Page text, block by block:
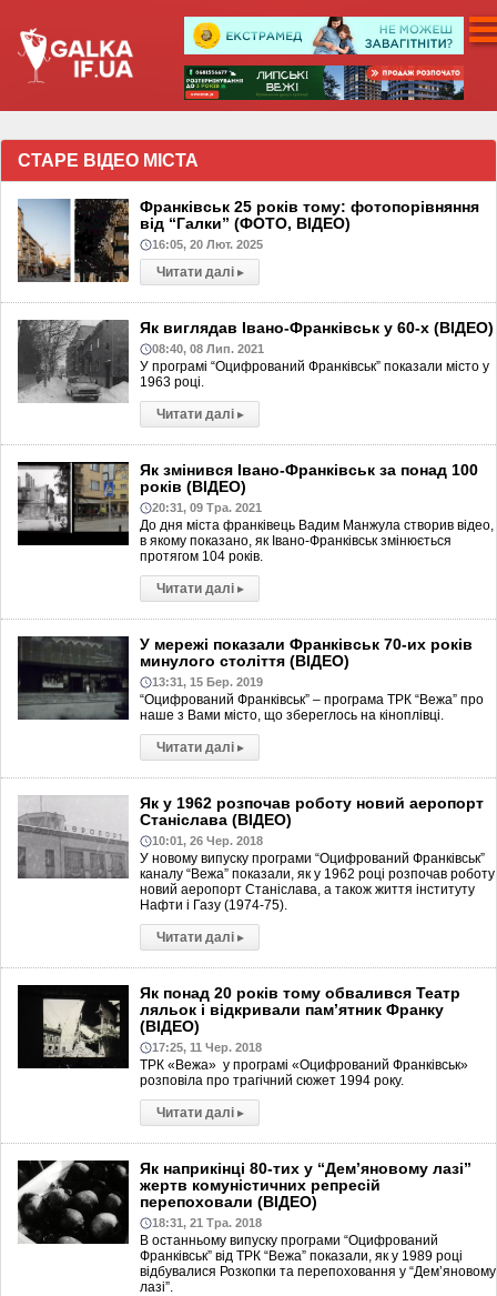
СТАРЕ ВІДЕО МІСТА
Франківськ 25 років тому: фотопорівняння
від “Галки” (ФОТО, ВІДЕО)
16:05, 20 Лют. 2025
Читати далі ▸
Як виглядав Івано-Франківськ у 60-х (ВІДЕО)
08:40, 08 Лип. 2021
У програмі “Оцифрований Франківськ” показали місто у
1963 році.
Читати далі ▸
Як змінився Івано-Франківськ за понад 100
років (ВІДЕО)
20:31, 09 Тра. 2021
До дня міста франківець Вадим Манжула створив відео,
в якому показано, як Івано-Франківськ змінюється
протягом 104 років.
Читати далі ▸
У мережі показали Франківськ 70-их років
минулого століття (ВІДЕО)
13:31, 15 Бер. 2019
“Оцифрований Франківськ” – програма ТРК “Вежа” про
наше з Вами місто, що збереглось на кіноплівці.
Читати далі ▸
Як у 1962 розпочав роботу новий аеропорт
Станіслава (ВІДЕО)
10:01, 26 Чер. 2018
У новому випуску програми “Оцифрований Франківськ”
каналу “Вежа” показали, як у 1962 році розпочав роботу
новий аеропорт Станіслава, а також життя інституту
Нафти і Газу (1974-75).
Читати далі ▸
Як понад 20 років тому обвалився Театр
ляльок і відкривали пам’ятник Франку
(ВІДЕО)
17:25, 11 Чер. 2018
ТРК «Вежа» у програмі «Оцифрований Франківськ»
розповіла про трагічний сюжет 1994 року.
Читати далі ▸
Як наприкінці 80-тих у “Дем’яновому лазі”
жертв комуністичних репресій
перепоховали (ВІДЕО)
18:31, 21 Тра. 2018
В останньому випуску програми “Оцифрований
Франківськ” від ТРК “Вежа” показали, як у 1989 році
відбувалися Розкопки та перепоховання у “Дем’яновому
лазі”.